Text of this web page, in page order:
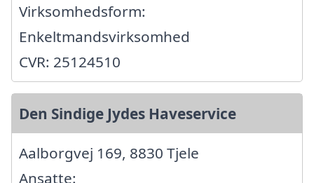
Virksomhedsform:
Enkeltmandsvirksomhed
CVR: 25124510
Den Sindige Jydes Haveservice
Aalborgvej 169, 8830 Tjele
Ansatte: